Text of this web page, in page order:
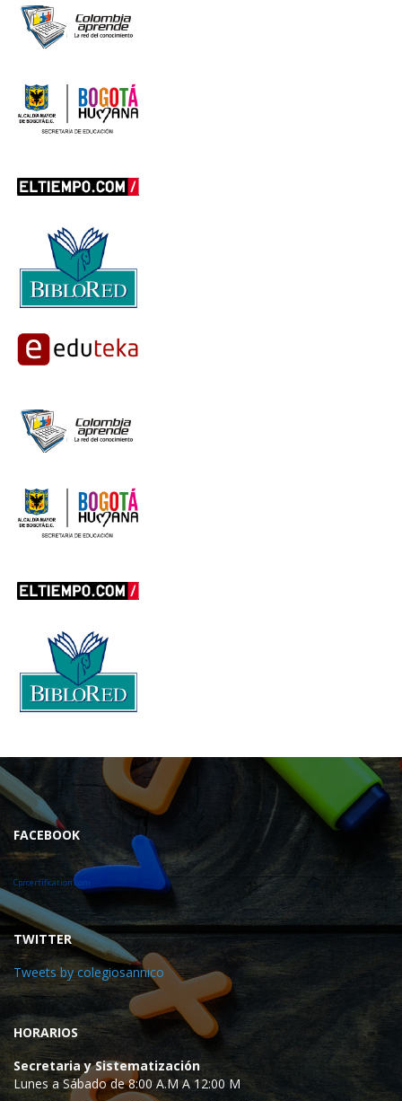
FACEBOOK
Cprcertification.com
TWITTER
Tweets by colegiosannico
HORARIOS
Secretaria y Sistematización
Lunes a Sábado de 8:00 A.M A 12:00 M